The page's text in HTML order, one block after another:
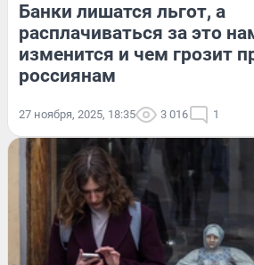
Банки лишатся льгот, а
расплачиваться за это
изменится и чем грозит
россиянам
27 ноября, 2025, 18:35 3 016 1